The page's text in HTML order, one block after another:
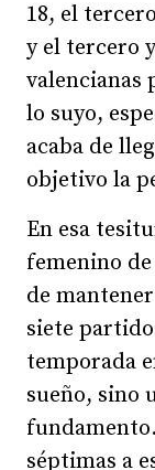
18, el
y el tercero
valencianas
lo suyo,
acaba de
objetivo la
En esa
femenino
de
siete
temporada
sueño, sino
séptimas a